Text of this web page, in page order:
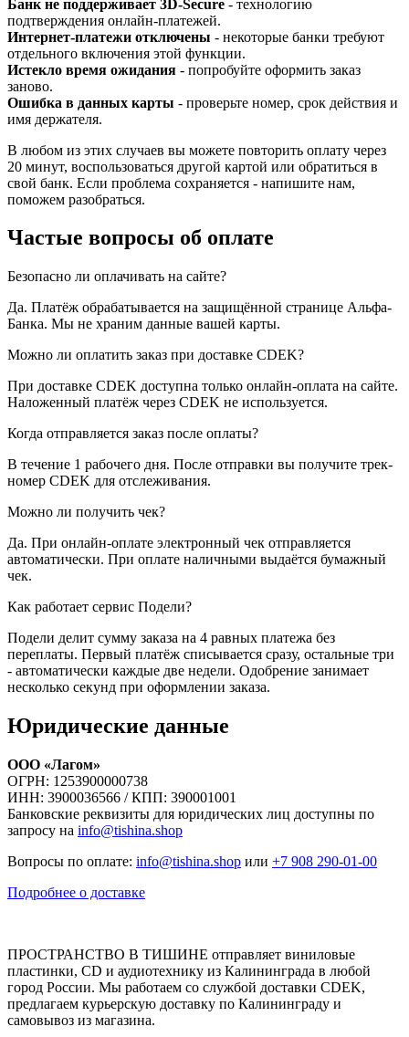
Банк не поддерживает 3D-Secure - технологию
подтверждения онлайн-платежей.
Интернет-платежи отключены - некоторые банки требуют
отдельного включения этой функции.
Истекло время ожидания - попробуйте оформить заказ
заново.
Ошибка в данных карты - проверьте номер, срок действия и
имя держателя.
В любом из этих случаев вы можете повторить оплату через
20 минут, воспользоваться другой картой или обратиться в
свой банк. Если проблема сохраняется - напишите нам,
поможем разобраться.
Частые вопросы об оплате
Безопасно ли оплачивать на сайте?
Да. Платёж обрабатывается на защищённой странице Альфа-
Банка. Мы не храним данные вашей карты.
Можно ли оплатить заказ при доставке CDEK?
При доставке CDEK доступна только онлайн-оплата на сайте.
Наложенный платёж через CDEK не используется.
Когда отправляется заказ после оплаты?
В течение 1 рабочего дня. После отправки вы получите трек-
номер CDEK для отслеживания.
Можно ли получить чек?
Да. При онлайн-оплате электронный чек отправляется
автоматически. При оплате наличными выдаётся бумажный
чек.
Как работает сервис Подели?
Подели делит сумму заказа на 4 равных платежа без
переплаты. Первый платёж списывается сразу, остальные три
- автоматически каждые две недели. Одобрение занимает
несколько секунд при оформлении заказа.
Юридические данные
ООО «Лагом»
ОГРН: 1253900000738
ИНН: 3900036566 / КПП: 390001001
Банковские реквизиты для юридических лиц доступны по
запросу на info@tishina.shop
Вопросы по оплате: info@tishina.shop или +7 908 290-01-00
Подробнее о доставке
ПРОСТРАНСТВО В ТИШИНЕ отправляет виниловые
пластинки, CD и аудиотехнику из Калининграда в любой
город России. Мы работаем со службой доставки CDEK,
предлагаем курьерскую доставку по Калининграду и
самовывоз из магазина.